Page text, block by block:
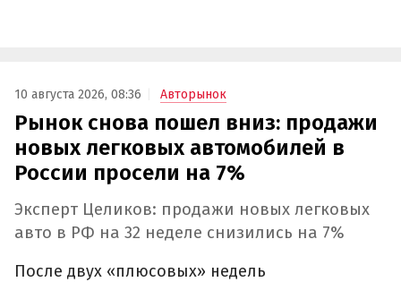
10 августа 2026, 08:36 Авторынок
Рынок снова пошел вниз: продажи
новых легковых автомобилей в
России просели на 7%
Эксперт Целиков: продажи новых легковых
авто в РФ на 32 неделе снизились на 7%
После двух «плюсовых» недель